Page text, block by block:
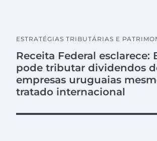
ESTRATÉGIAS TRIBUTÁRIAS E
Receita Federal esclarece:
pode tributar dividendos
empresas uruguaias
tratado internacional